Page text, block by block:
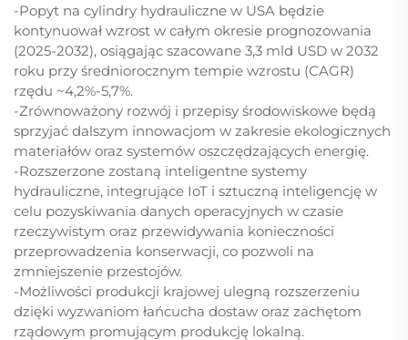
-Popyt na cylindry hydrauliczne w USA będzie
kontynuował wzrost w całym okresie prognozowania
(2025-2032), osiągając szacowane 3,3 mld USD w 2032
roku przy średniorocznym tempie wzrostu (CAGR)
rzędu ~4,2%-5,7%.
-Zrównoważony rozwój i przepisy środowiskowe będą
sprzyjać dalszym innowacjom w zakresie ekologicznych
materiałów oraz systemów oszczędzających energię.
-Rozszerzone zostaną inteligentne systemy
hydrauliczne, integrujące IoT i sztuczną inteligencję w
celu pozyskiwania danych operacyjnych w czasie
rzeczywistym oraz przewidywania konieczności
przeprowadzenia konserwacji, co pozwoli na
zmniejszenie przestojów.
-Możliwości produkcji krajowej ulegną rozszerzeniu
dzięki wyzwaniom łańcucha dostaw oraz zachętom
rządowym promującym produkcję lokalną.